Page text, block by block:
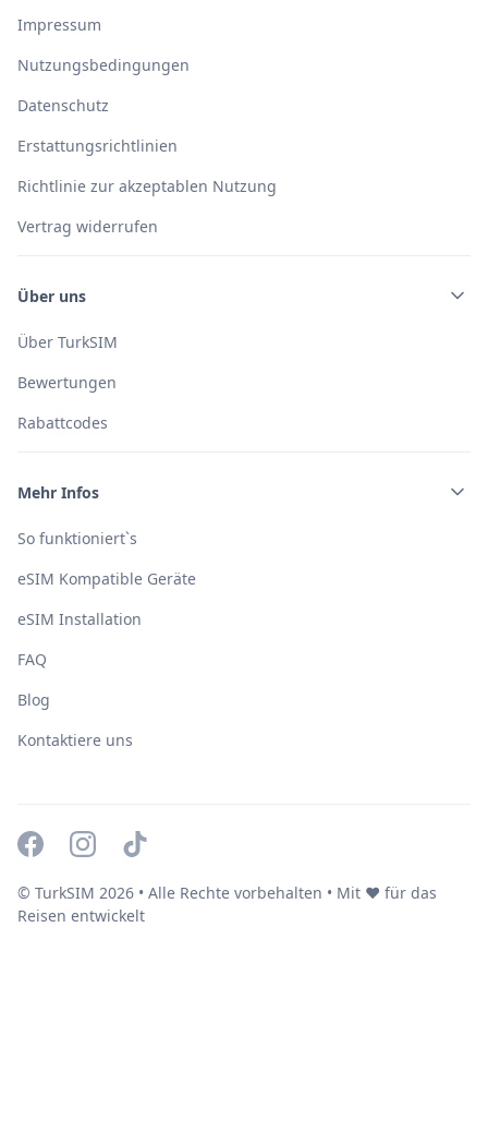
Impressum
Nutzungsbedingungen
Datenschutz
Erstattungsrichtlinien
Richtlinie zur akzeptablen Nutzung
Vertrag widerrufen
Über uns
Über TurkSIM
Bewertungen
Rabattcodes
Mehr Infos
So funktioniert`s
eSIM Kompatible Geräte
eSIM Installation
FAQ
Blog
Kontaktiere uns
© TurkSIM 2026 • Alle Rechte vorbehalten • Mit ❤️ für das
Reisen entwickelt